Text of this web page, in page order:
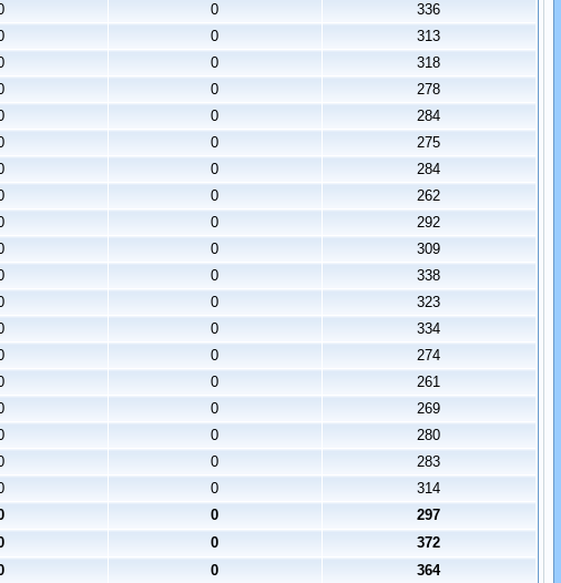
0
336
0
313
0
318
0
278
0
284
0
275
0
284
0
262
0
292
0
309
0
338
0
323
0
334
0
274
0
261
0
269
0
280
0
283
0
314
0
297
0
372
0
364